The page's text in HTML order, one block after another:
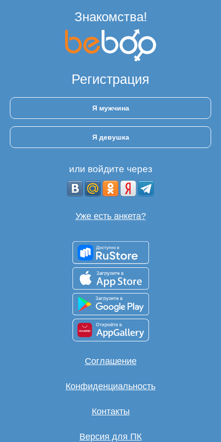
Знакомства!
Регистрация
Я мужчина
Я девушка
или войдите через
Уже есть анкета?
Соглашение
Конфиденциальность
Контакты
Версия для ПК